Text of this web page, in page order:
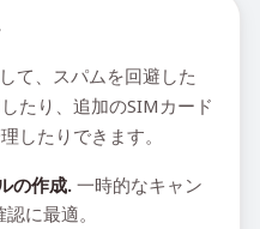
て、スパムを回避した
たり、追加のSIMカード
したりできます。
の作成. 一時的なキャン
に最適。